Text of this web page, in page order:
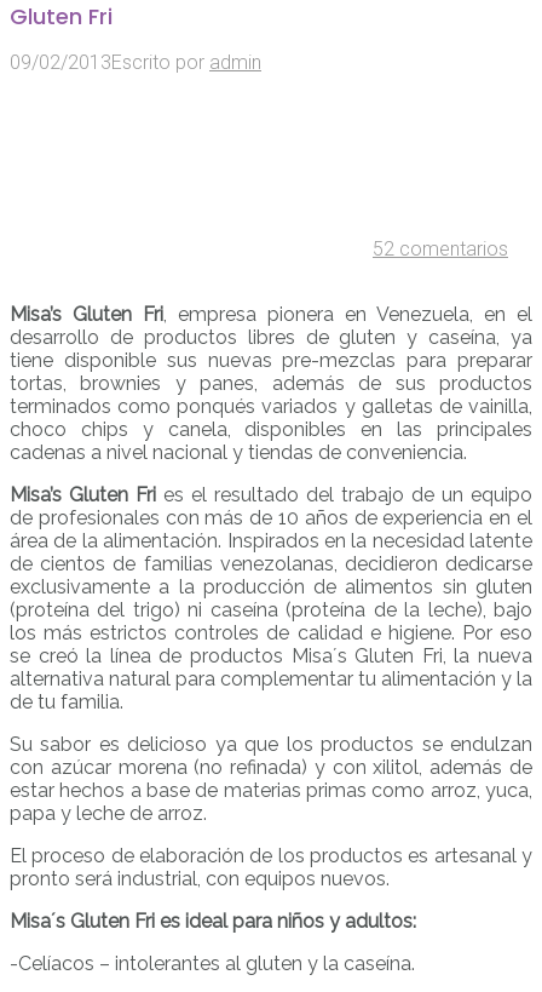
Gluten Fri
09/02/2013Escrito por admin
52 comentarios
Misa’s Gluten Fri, empresa pionera en Venezuela, en el
desarrollo de productos libres de gluten y caseína, ya
tiene disponible sus nuevas pre-mezclas para preparar
tortas, brownies y panes, además de sus productos
terminados como ponqués variados y galletas de vainilla,
choco chips y canela, disponibles en las principales
cadenas a nivel nacional y tiendas de conveniencia.
Misa’s Gluten Fri es el resultado del trabajo de un equipo
de profesionales con más de 10 años de experiencia en el
área de la alimentación. Inspirados en la necesidad latente
de cientos de familias venezolanas, decidieron dedicarse
exclusivamente a la producción de alimentos sin gluten
(proteína del trigo) ni caseína (proteína de la leche), bajo
los más estrictos controles de calidad e higiene. Por eso
se creó la línea de productos Misa´s Gluten Fri, la nueva
alternativa natural para complementar tu alimentación y la
de tu familia.
Su sabor es delicioso ya que los productos se endulzan
con azúcar morena (no refinada) y con xilitol, además de
estar hechos a base de materias primas como arroz, yuca,
papa y leche de arroz.
El proceso de elaboración de los productos es artesanal y
pronto será industrial, con equipos nuevos.
Misa´s Gluten Fri es ideal para niños y adultos:
-Celíacos – intolerantes al gluten y la caseína.